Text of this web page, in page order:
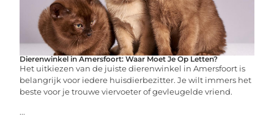
Dierenwinkel in Amersfoort: Waar Moet Je Op Letten?
Het uitkiezen van de juiste dierenwinkel in Amersfoort is
belangrijk voor iedere huisdierbezitter. Je wilt immers het
beste voor je trouwe viervoeter of gevleugelde vriend.
...